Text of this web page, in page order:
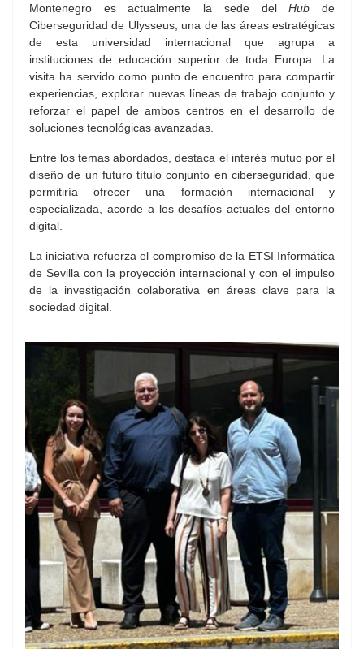
Montenegro es actualmente la sede delHub de
Ciberseguridad de Ulysseus, una de las áreas estratégicas
de esta universidad internacional que agrupa a
instituciones de educación superior de toda Europa. La
visita ha servido como punto de encuentro para compartir
experiencias, explorar nuevas líneas de trabajo conjunto y
reforzar el papel de ambos centros en el desarrollo de
soluciones tecnológicas avanzadas.
Entre los temas abordados, destaca el interés mutuo por el
diseño de un futuro título conjunto en ciberseguridad, que
permitiría ofrecer una formación internacional y
especializada, acorde a los desafíos actuales del entorno
digital.
La iniciativa refuerza el compromiso de la ETSI Informática
de Sevilla con la proyección internacional y con el impulso
de la investigación colaborativa en áreas clave para la
sociedad digital.